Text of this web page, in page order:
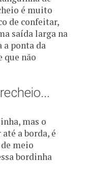
é muito
de confeitar,
saída larga na
a ponta da
que não
mas o
a borda, é
meio
bordinha